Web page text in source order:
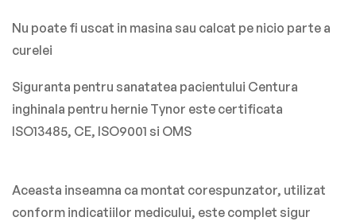
Nu poate fi uscat in masina sau calcat pe nicio parte a
curelei
Siguranta pentru sanatatea pacientului Centura
inghinala pentru hernie Tynor este certificata
ISO13485, CE, ISO9001 si OMS
Aceasta inseamna ca montat corespunzator, utilizat
conform indicatiilor medicului, este complet sigur